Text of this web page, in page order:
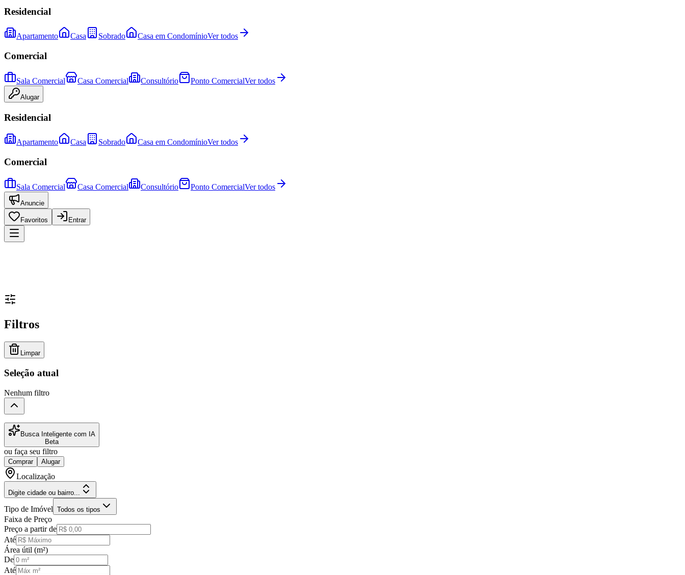
Residencial
Apartamento Casa Sobrado Casa em CondomínioVer todos
Comercial
Sala Comercial Casa Comercial Consultório Ponto ComercialVer todos
Alugar
Residencial
Apartamento Casa Sobrado Casa em CondomínioVer todos
Comercial
Sala Comercial Casa Comercial Consultório Ponto ComercialVer todos
Anuncie
Favoritos Entrar
Filtros
Limpar
Seleção atual
Nenhum filtro
Busca Inteligente com IA
Beta
ou faça seu filtro
Comprar Alugar
Localização
Digite cidade ou bairro...
Tipo de Imóvel Todos os tipos
Faixa de Preço
Preço a partir de
Até
Área útil (m²)
De
Até